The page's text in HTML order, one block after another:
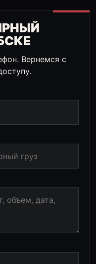
Вернемся с